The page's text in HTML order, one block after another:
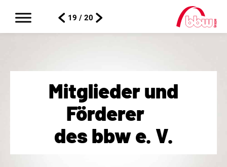
19 / 20
Mitglieder und
Förderer
des bbw e. V.